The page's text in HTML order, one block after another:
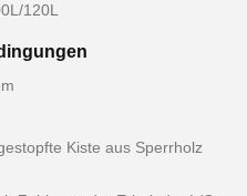
120L
Kiste aus Sperrholz